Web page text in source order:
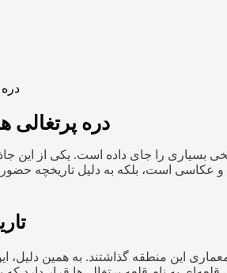
دره
دره پرتغالی ها؛
را جای داده است. یکی از این
و عکاسی است، بلکه به دلیل تاریخچه
و معماری این منطقه گذاشتند. به همین